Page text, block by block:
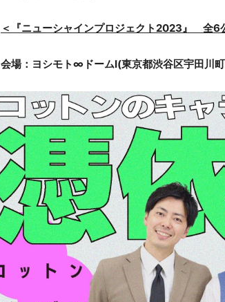
＜『ニューシャインプロジェクト2023』 全6
会場：ヨシモト∞ドームⅠ(東京都渋谷区宇田川